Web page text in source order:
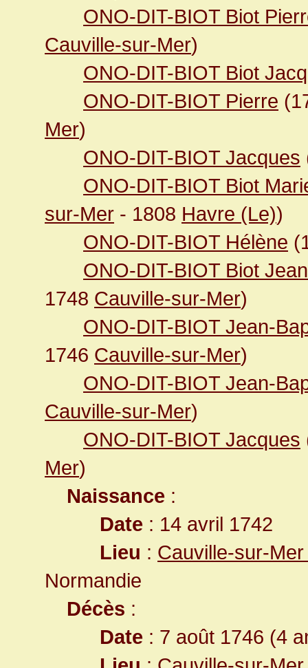
ONO-DIT-BIOT Biot
Cauville-sur-Mer)
ONO-DIT-BIOT Biot
ONO-DIT-BIOT Pierre
Mer)
ONO-DIT-BIOT Jacques
ONO-DIT-BIOT Biot
sur-Mer - 1808 Havre (Le))
ONO-DIT-BIOT Hélène
ONO-DIT-BIOT Biot
1748 Cauville-sur-Mer)
ONO-DIT-BIOT Jean-
1746 Cauville-sur-Mer)
ONO-DIT-BIOT Jean-
Cauville-sur-Mer)
ONO-DIT-BIOT Jacques
Mer)
Naissance :
Date : 14 avril 1742
Lieu : Cauville-sur-
Normandie
Décès :
Date : 7 août 1746 (4